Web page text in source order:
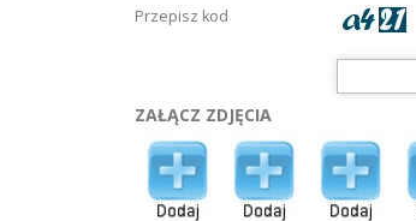
Przepisz kod
ZAŁĄCZ ZDJĘCIA